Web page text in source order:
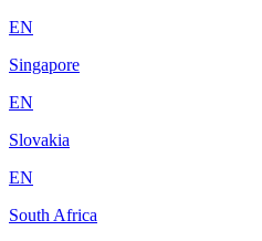
EN
Singapore
EN
Slovakia
EN
South Africa